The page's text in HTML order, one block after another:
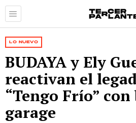
LO NUEVO
BUDAYA y Ely
reactivan el
“Tengo Frío” con
garage